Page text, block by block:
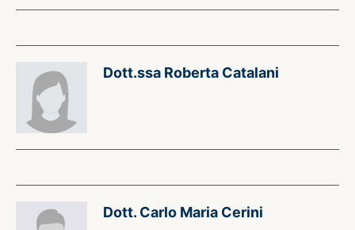
Dott.ssa Roberta Catalani
Dott. Carlo Maria Cerini